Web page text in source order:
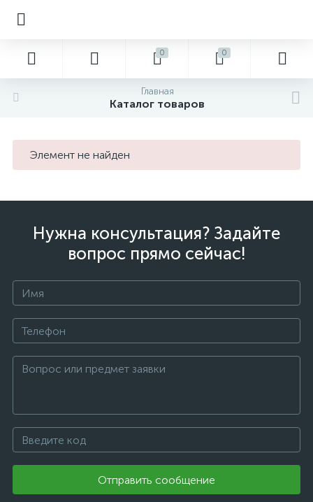
0 0
Главная
Каталог товаров
Элемент не найден
Нужна консультация? Задайте
вопрос прямо сейчас!
Отправить сообщение